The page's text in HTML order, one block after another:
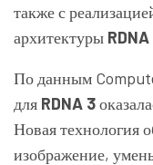
также с
архитектуры
По данным
для RDNA 3
Новая технология
изображение,